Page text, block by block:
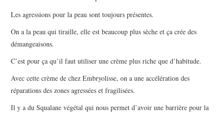
Les agressions pour la peau sont toujours présentes.
On a la peau qui tiraille, elle est beaucoup plus sèche et ça crée des
démangeaisons.
C’est pour ça qu’il faut utiliser une crème plus riche que d’habitude.
Avec cette crème de chez Embryolisse, on a une accélération des
réparations des zones agressées et fragilisées.
Il y a du Squalane végétal qui nous permet d’avoir une barrière pour la